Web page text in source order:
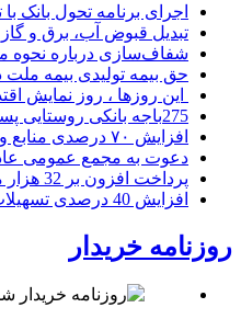
اجرای برنامه تحول بانک
تبدیل قبوض آب، برق و گاز
شفاف‌سازی درباره نحوه
حق بیمه تولیدی بیمه ملت در
این روزها ، روز نمایش
275باجه بانکی روستایی پست بانک ایران منابع خود را به بیش از ۱۰۰ میلیارد ریال افزایش دادند
افزایش ۷۰ درصدی منابع و ۱۳۲ درصدی ضمانت‌نامه‌های ریالی صادره پست بانک ایران در چهارماهه اول سال 1405
دعوت به مجمع عمومی
پرداخت افزون بر 32 هزار میلیارد ریال تسهیلات قرض الحسنه ازدواج و فرزندآوری توسط بانک کشاورزی
افزایش 40 درصدی تسهیلات بانک توسعه صادرات ایران برای بخش های تولید، صادرات و دانش بنیان ها
روزنامه خریدار